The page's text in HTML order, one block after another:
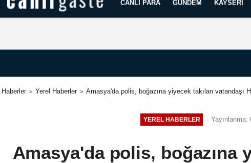
Haberleri Can Radyo Dinle
CANLI PARA GÜNDEM KAYSERI
Haberler Yerel Haberler Amasya'da polis, boğazına yiyecek takılan vatandaşı
YEREL HABERLER Yayınlanma:
Amasya'da polis, boğazına